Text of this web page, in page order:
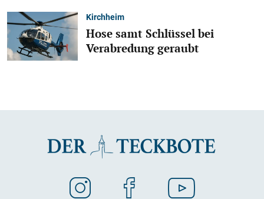
Kirchheim
Hose samt Schlüssel bei
Verabredung geraubt